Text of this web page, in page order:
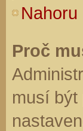
Nahoru
Proč
musí být